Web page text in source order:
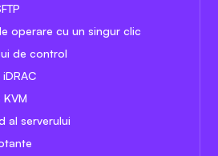
operare cu un singur clic
de control
al serverului